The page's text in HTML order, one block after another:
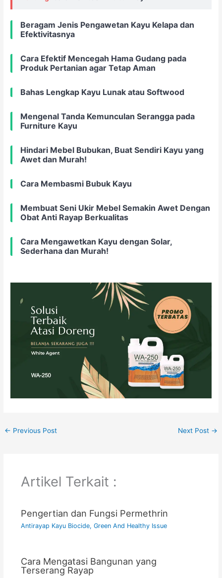
Beragam Jenis Pengawetan Kayu Kelapa dan
Efektivitasnya
Cara Efektif Mencegah Hama Gudang pada
Produk Pertanian agar Tetap Aman
Bahas Lengkap Kayu Lunak atau Softwood
Mengenal Tanda Kemunculan Serangga pada
Furniture Kayu
Hindari Mebel Bubukan, Buat Sendiri Kayu yang
Awet dan Murah!
Cara Membasmi Bubuk Kayu
Membuat Seni Ukir Mebel Semakin Awet Dengan
Obat Anti Rayap Berkualitas
Cara Mengawetkan Kayu dengan Solar,
Sederhana dan Murah!
← Previous Post Next Post →
Artikel Terkait :
Pengertian dan Fungsi Permethrin
Antirayap Kayu Biocide, Green And Healthy Issue
Cara Mengatasi Bangunan yang
Terserang Rayap